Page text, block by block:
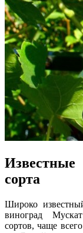
сорта
Широко
виноград
сортов, чаще